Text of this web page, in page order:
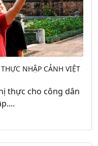
NHẬP CẢNH VIỆT
thực cho công dân